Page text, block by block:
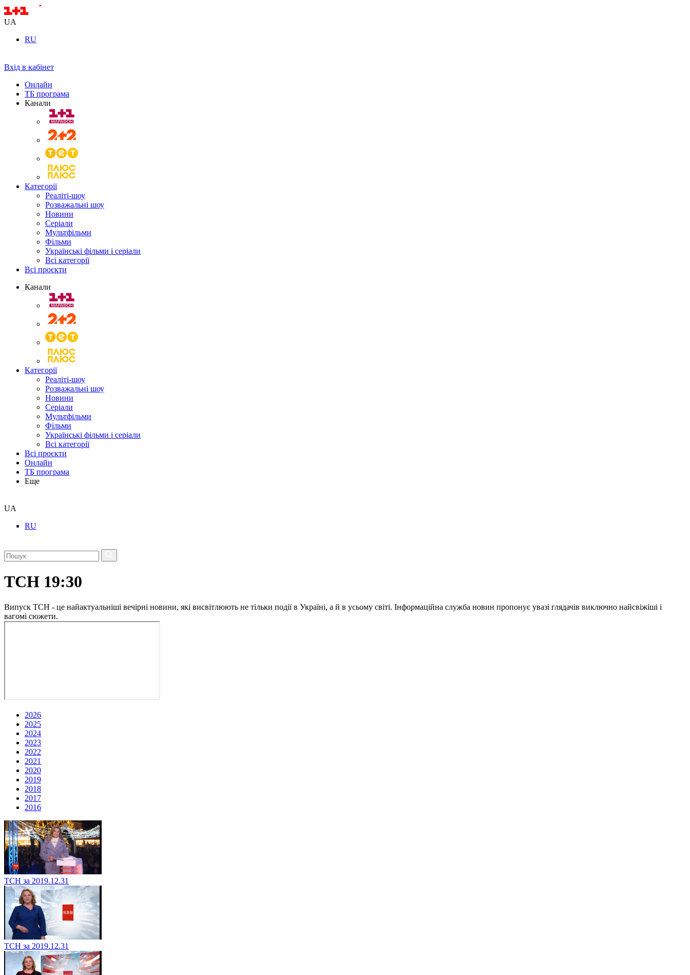
UA
RU
Вхід в кабінет
Онлайн
ТБ програма
Канали
Категорії
Реаліті-шоу
Розважальні шоу
Новини
Серіали
Мультфільми
Фільми
Українські фільми і серіали
Всі категорії
Всі проєкти
Канали
Категорії
Реаліті-шоу
Розважальні шоу
Новини
Серіали
Мультфільми
Фільми
Українські фільми і серіали
Всі категорії
Всі проєкти
Онлайн
ТБ програма
Еще
UA
RU
ТСН 19:30
Випуск ТСН - це найактуальніші вечірні новини, які висвітлюють не тільки події в Україні, а й в усьому світі. Інформаційна служба новин пропонує увазі глядачів виключно найсвіжіші і
вагомі сюжети.
2026
2025
2024
2023
2022
2021
2020
2019
2018
2017
2016
ТСН за 2019.12.31
ТСН за 2019.12.31